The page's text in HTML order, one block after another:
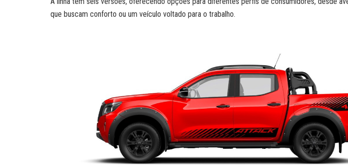
que buscam conforto ou um veículo voltado para o trabalho.